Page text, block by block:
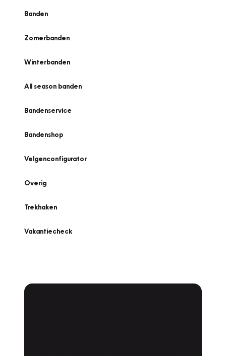
Banden
Zomerbanden
Winterbanden
All season banden
Bandenservice
Bandenshop
Velgenconfigurator
Overig
Trekhaken
Vakantiecheck